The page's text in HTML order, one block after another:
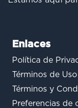
Enlaces
Política de
Términos de Uso
Términos y
Preferencias de